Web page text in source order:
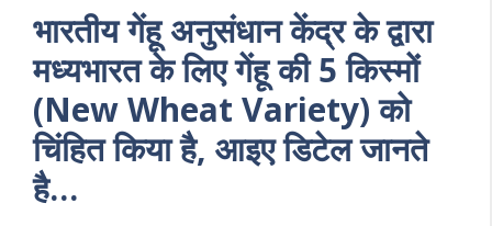
भारतीय गेंहू अनुसंधान केंद्र के द्वारा
मध्यभारत के लिए गेंहू की 5 किस्मों
(New Wheat Variety) को
चिंहित किया है, आइए डिटेल जानते
है…